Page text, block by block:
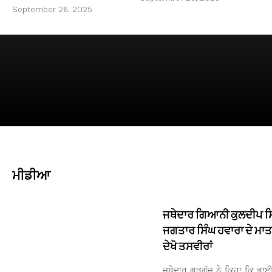
September 26, 2025
ਮੀਡੀਆ
ਜਥੇਦਾਰ ਗਿਆਨੀ ਕੁਲਦੀਪ
ਜਗਤਾਰ ਸਿੰਘ ਹਵਾਰਾ ਦੇ
ਦੇਖੋ ਤਸਵੀਰਾਂ